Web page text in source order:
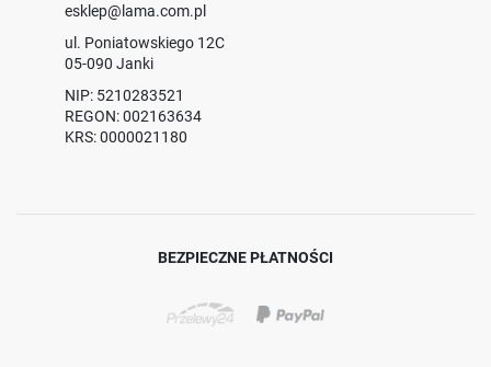
esklep@lama.com.pl
ul. Poniatowskiego 12C
05-090 Janki
NIP: 5210283521
REGON: 002163634
KRS: 0000021180
BEZPIECZNE PŁATNOŚCI